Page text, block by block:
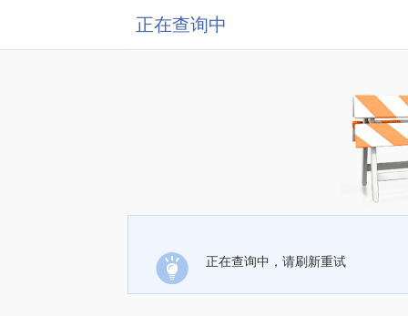
正在查询中
正在查询中，请刷新重试